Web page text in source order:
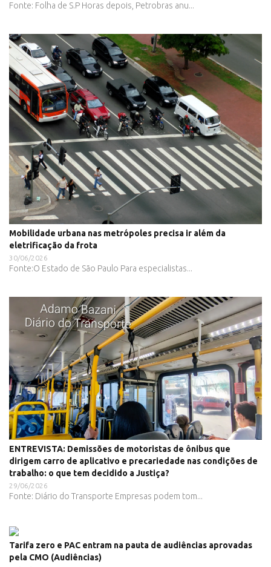
Fonte: Folha de S.P Horas depois, Petrobras anu...
Mobilidade urbana nas metrópoles precisa ir além da
eletrificação da frota
30/06/2026
Fonte:O Estado de São Paulo Para especialistas...
ENTREVISTA: Demissões de motoristas de ônibus que
dirigem carro de aplicativo e precariedade nas condições de
trabalho: o que tem decidido a Justiça?
29/06/2026
Fonte: Diário do Transporte Empresas podem tom...
Tarifa zero e PAC entram na pauta de audiências aprovadas
pela CMO (Audiências)